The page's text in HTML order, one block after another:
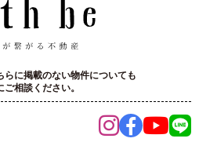
らに掲載のない物件についても
ご相談ください。